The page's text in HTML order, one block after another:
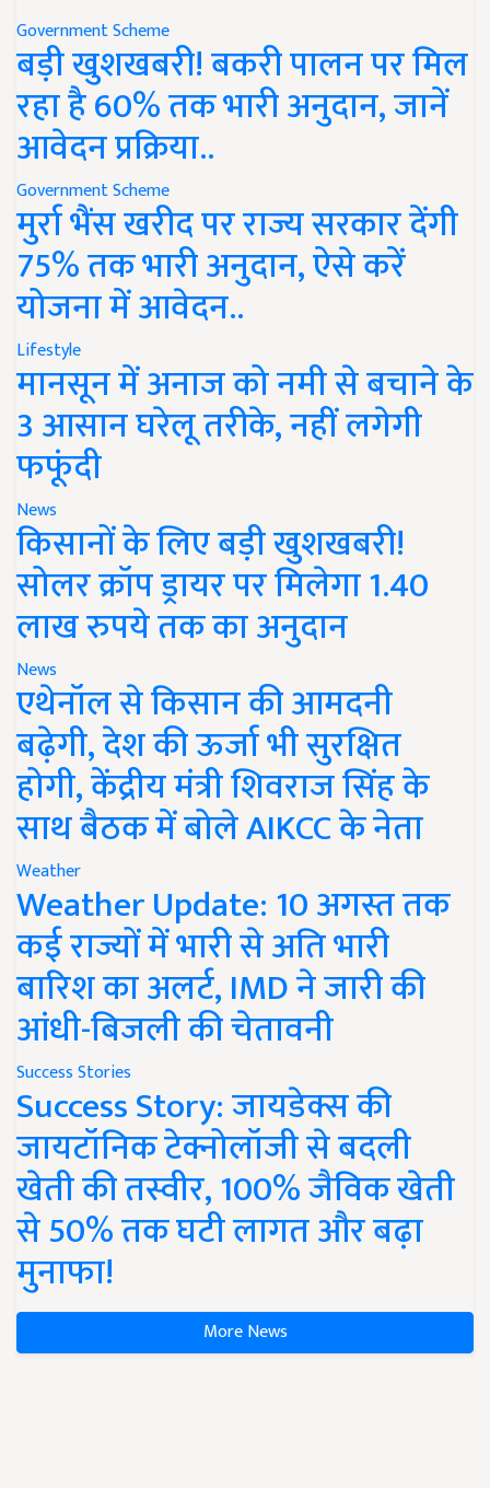
Government Scheme
बड़ी खुशखबरी! बकरी पालन पर मिल
रहा है 60% तक भारी अनुदान, जानें
आवेदन प्रक्रिया..
Government Scheme
मुर्रा भैंस खरीद पर राज्य सरकार देंगी
75% तक भारी अनुदान, ऐसे करें
योजना में आवेदन..
Lifestyle
मानसून में अनाज को नमी से बचाने के
3 आसान घरेलू तरीके, नहीं लगेगी
फफूंदी
News
किसानों के लिए बड़ी खुशखबरी!
सोलर क्रॉप ड्रायर पर मिलेगा 1.40
लाख रुपये तक का अनुदान
News
एथेनॉल से किसान की आमदनी
बढ़ेगी, देश की ऊर्जा भी सुरक्षित
होगी, केंद्रीय मंत्री शिवराज सिंह के
साथ बैठक में बोले AIKCC के नेता
Weather
Weather Update: 10 अगस्त तक
कई राज्यों में भारी से अति भारी
बारिश का अलर्ट, IMD ने जारी की
आंधी-बिजली की चेतावनी
Success Stories
Success Story: जायडेक्स की
जायटॉनिक टेक्नोलॉजी से बदली
खेती की तस्वीर, 100% जैविक खेती
से 50% तक घटी लागत और बढ़ा
मुनाफा!
More News